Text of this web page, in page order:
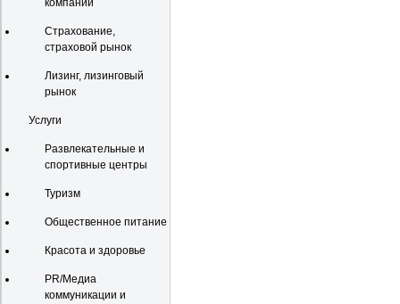
компании
Страхование,
страховой рынок
Лизинг, лизинговый
рынок
Услуги
Развлекательные и
спортивные центры
Туризм
Общественное питание
Красота и здоровье
PR/Медиа
коммуникации и